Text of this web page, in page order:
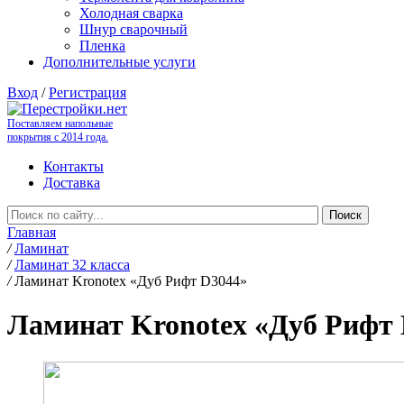
Холодная сварка
Шнур сварочный
Пленка
Дополнительные услуги
Вход /Регистрация
Поставляем напольные
покрытия с 2014 года.
Контакты
Доставка
Главная
/ Ламинат
/ Ламинат 32 класса
/ Ламинат Kronotex «Дуб Рифт D3044»
Ламинат Kronotex «Дуб Рифт